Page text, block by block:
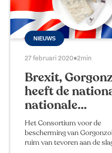
NIEUWS
27 februari 2020•2min
Brexit,
heeft de
nationale...
Het Consortium voor de
bescherming van
ruim van tevoren aan de